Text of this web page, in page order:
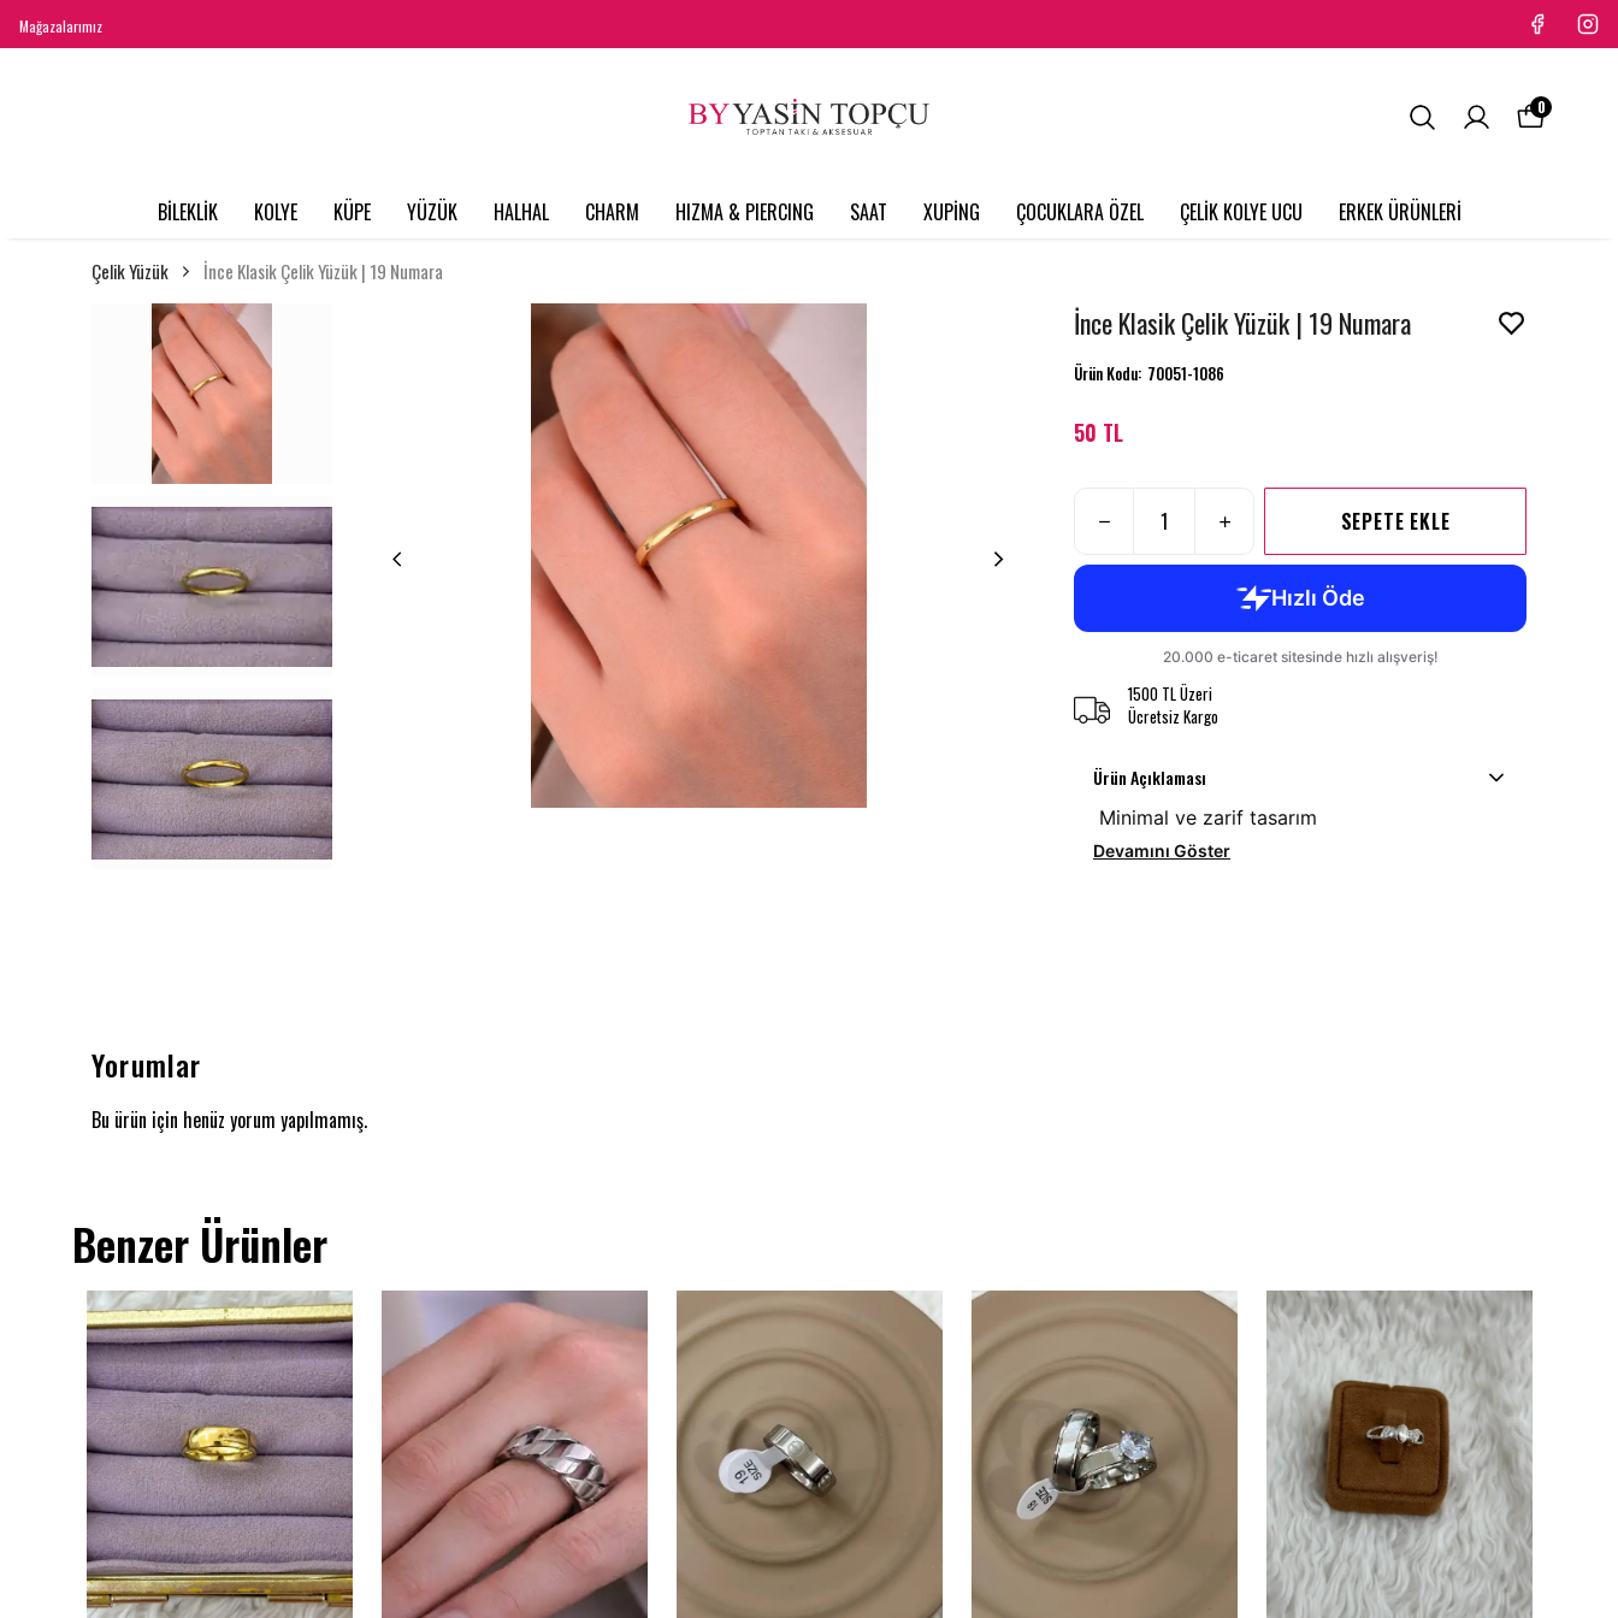
Mağazalarımız
BİLEKLİK KOLYE KÜPE YÜZÜK HALHAL CHARM HIZMA & PIERCING SAAT XUPİNG ÇOCUKLARA ÖZEL ÇELİK KOLYE UCU ERKEK ÜRÜNLERİ
0
Çelik Yüzük İnce Klasik Çelik Yüzük | 19 Numara
İnce Klasik Çelik Yüzük | 19 Numara
Ürün Kodu: 70051-1086
50 TL
SEPETE EKLE
1500 TL Üzeri
Ücretsiz Kargo
Ürün Açıklaması
Minimal ve zarif tasarım
Devamını Göster
Yorumlar
Bu ürün için henüz yorum yapılmamış.
Benzer Ürünler